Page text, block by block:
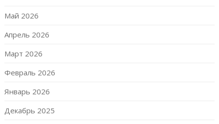
Май 2026
Апрель 2026
Март 2026
Февраль 2026
Январь 2026
Декабрь 2025